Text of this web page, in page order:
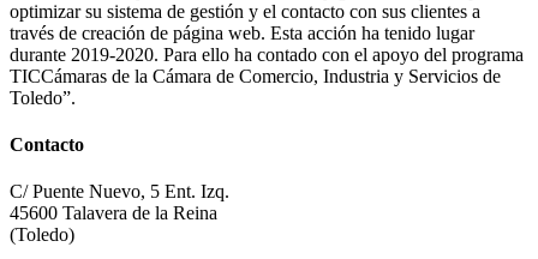
optimizar su sistema de gestión y el contacto con sus clientes a
través de creación de página web. Esta acción ha tenido lugar
durante 2019-2020. Para ello ha contado con el apoyo del programa
TICCámaras de la Cámara de Comercio, Industria y Servicios de
Toledo”.
Contacto
C/ Puente Nuevo, 5 Ent. Izq.
45600 Talavera de la Reina
(Toledo)